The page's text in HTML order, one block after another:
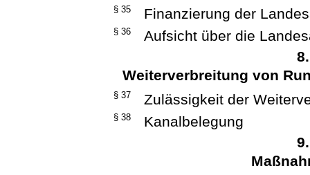
§ 35 Finanzierung der
§ 36
Aufsicht über die
Weiterverbreitung von
§ 37 Zulässigkeit der
§ 38
Kanalbelegung